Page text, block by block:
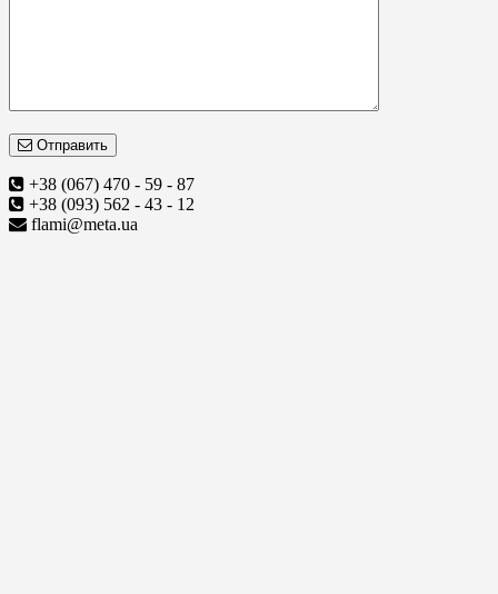
Отправить
+38 (067) 470 - 59 - 87
+38 (093) 562 - 43 - 12
flami@meta.ua